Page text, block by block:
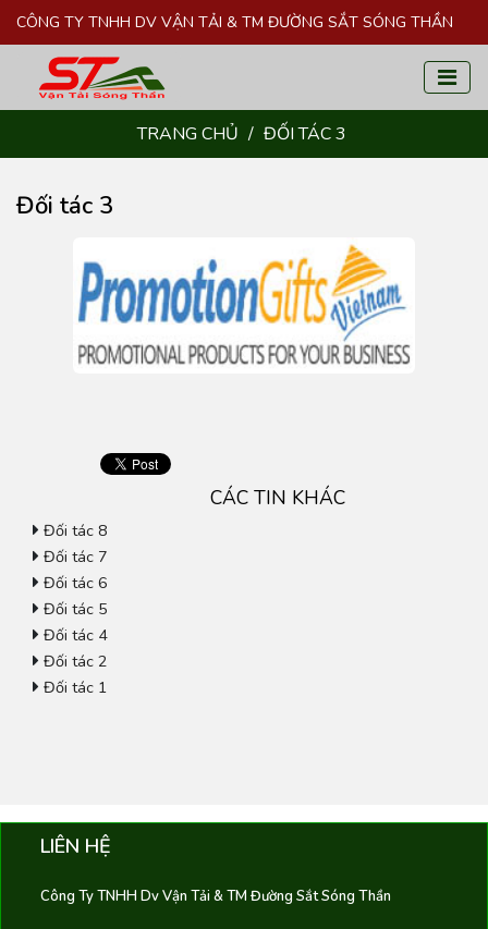
CÔNG TY TNHH DV VẬN TẢI & TM ĐƯỜNG SẮT SÓNG THẦN
TRANG CHỦ / ĐỐI TÁC 3
Đối tác 3
CÁC TIN KHÁC
Đối tác 8
Đối tác 7
Đối tác 6
Đối tác 5
Đối tác 4
Đối tác 2
Đối tác 1
LIÊN HỆ
Công Ty TNHH Dv Vận Tải & TM Đường Sắt Sóng Thần